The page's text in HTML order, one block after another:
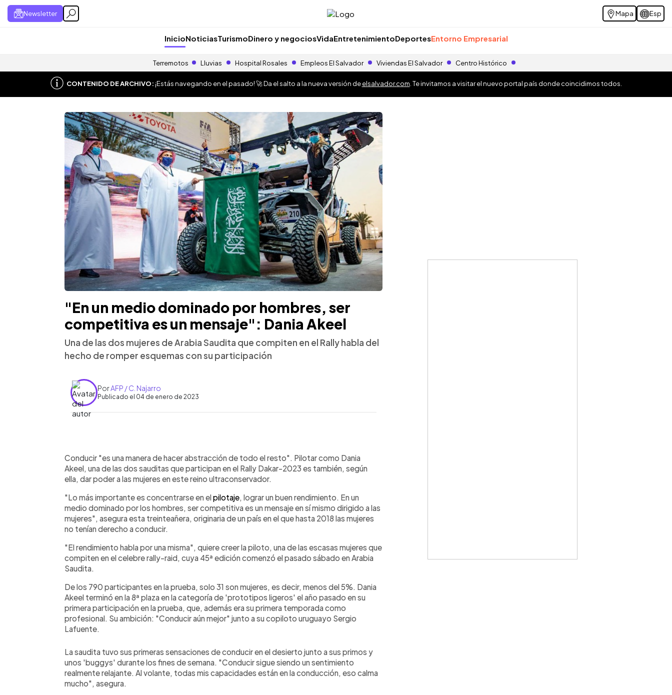
Newsletter Mapa Esp
InicioNoticiasTurismoDinero y negociosVidaEntretenimientoDeportesEntorno Empresarial
Terremotos Lluvias Hospital Rosales Empleos El Salvador Viviendas El Salvador Centro Histórico
CONTENIDO DE ARCHIVO:¡Estás navegando en el pasado! 🚀 Da el salto a la nueva versión deelsalvador.com . Te invitamos a visitar el nuevo portal país donde coincidimos todos.
"En un medio dominado por hombres, ser
competitiva es un mensaje": Dania Akeel
Una de las dos mujeres de Arabia Saudita que compiten en el Rally habla del
hecho de romper esquemas con su participación
PorAFP / C. Najarro
Publicado el 04 de enero de 2023
► Escuchar artículo
Conducir "es una manera de hacer abstracción de todo el resto". Pilotar como Dania
Akeel, una de las dos sauditas que participan en el Rally Dakar-2023 es también, según
ella, dar poder a las mujeres en este reino ultraconservador.
"Lo más importante es concentrarse en elpilotaje , lograr un buen rendimiento. En un
medio dominado por los hombres, ser competitiva es un mensaje en sí mismo dirigido a las
mujeres", asegura esta treinteañera, originaria de un país en el que hasta 2018 las mujeres
no tenían derecho a conducir.
"El rendimiento habla por una misma", quiere creer la piloto, una de las escasas mujeres que
compiten en el celebre rally-raid, cuya 45ª edición comenzó el pasado sábado en Arabia
Saudita.
De los 790 participantes en la prueba, solo 31 son mujeres, es decir, menos del 5%. Dania
Akeel terminó en la 8ª plaza en la categoría de 'prototipos ligeros' el año pasado en su
primera participación en la prueba, que, además era su primera temporada como
profesional. Su ambición: "Conducir aún mejor" junto a su copiloto uruguayo Sergio
Lafuente.
La saudita tuvo sus primeras sensaciones de conducir en el desierto junto a sus primos y
unos 'buggys' durante los fines de semana. "Conducir sigue siendo un sentimiento
realmente relajante. Al volante, todas mis capacidades están en la conducción, eso calma
mucho", asegura.